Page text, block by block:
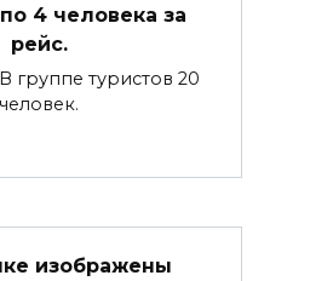
4 человека за
рейс.
группе туристов 20
человек.
изображены